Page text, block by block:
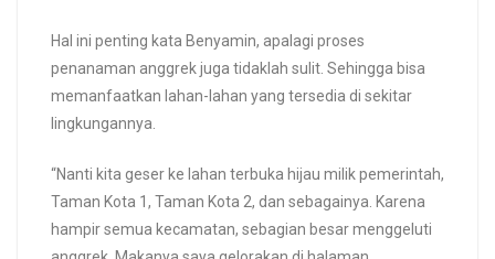
Hal ini penting kata Benyamin, apalagi proses
penanaman anggrek juga tidaklah sulit. Sehingga bisa
memanfaatkan lahan-lahan yang tersedia di sekitar
lingkungannya.
“Nanti kita geser ke lahan terbuka hijau milik pemerintah,
Taman Kota 1, Taman Kota 2, dan sebagainya. Karena
hampir semua kecamatan, sebagian besar menggeluti